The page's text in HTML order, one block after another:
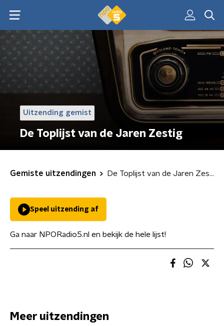
Uitzending gemist
De Toplijst van de Jaren Zestig
Gemiste uitzendingen De Toplijst van de Jaren Zestig
Speel uitzending af
Ga naar NPORadio5.nl en bekijk de hele lijst!
Meer uitzendingen